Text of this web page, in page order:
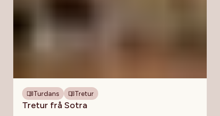
Turdans Tretur
Tretur frå Sotra